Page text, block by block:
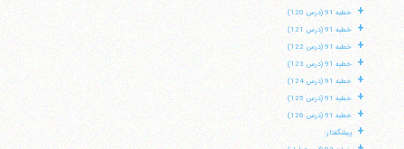
+ خطبه 91 (درس 120)
+ خطبه 91 (درس 121)
+ خطبه 91 (درس 122)
+ خطبه 91 (درس 123)
+ خطبه 91 (درس 124)
+ خطبه 91 (درس 125)
+ خطبه 91 (درس 126)
+ پیشگفتار: